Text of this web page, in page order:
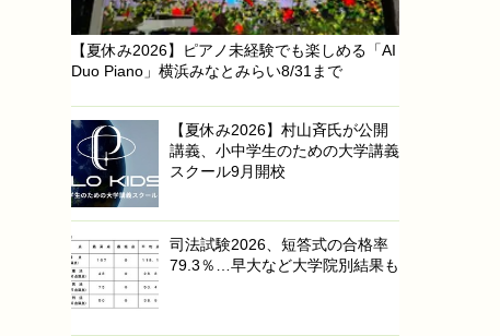
【夏休み2026】ピアノ未経験でも楽しめる「AI
Duo Piano」横浜みなとみらい8/31まで
【夏休み2026】村山斉氏が公開
講義、小中学生のための大学講義
スクール9月開校
司法試験2026、短答式の合格率
79.3％…早大など大学院別結果も